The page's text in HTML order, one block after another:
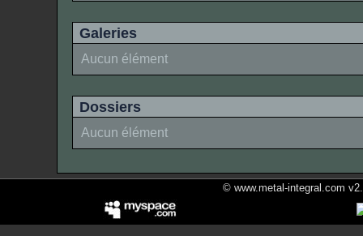
Galeries
Aucun élément
Dossiers
Aucun élément
© www.metal-integral.com